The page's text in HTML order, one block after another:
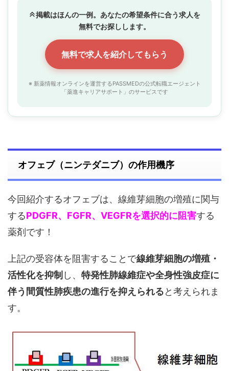
掲載はほんの一例。あなたの希望条件に合う求人を
無料でお探しします。
無料で求人を紹介してもらう
※ 新薬情報オンラインを運営するPASSMEDの公式転職エージェント
「薬進キャリアサポート」のサービスです
オフェブ（ニンテダニブ）の作用機序
今回紹介するオフェブは、線維芽細胞の増殖に関与
するPDGFR、FGFR、VEGFRを選択的に阻害する
薬剤です！
上記の受容体を阻害することで線維芽細胞の増殖・
活性化を抑制 し、 特発性肺線維症や全身性強皮症に
伴う間質性肺疾患の進行を抑えられると考えられま
す。